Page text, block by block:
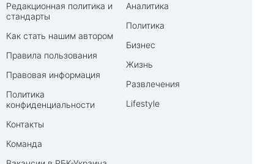
Редакционная политика и
стандарты
Как стать нашим автором
Правила пользования
Правовая информация
Политика
конфиденциальности
Контакты
Команда
Аналитика
Политика
Бизнес
Жизнь
Развлечения
Lifestyle